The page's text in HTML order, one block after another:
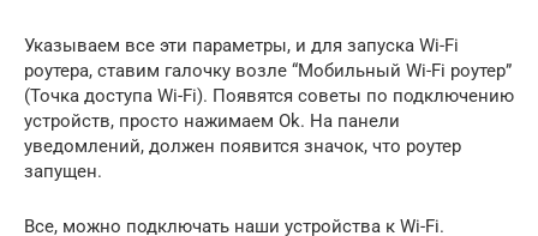
Указываем все эти параметры, и для запуска Wi-Fi
роутера, ставим галочку возле “Мобильный Wi-Fi роутер”
(Точка доступа Wi-Fi). Появятся советы по подключению
устройств, просто нажимаем Ok. На панели
уведомлений, должен появится значок, что роутер
запущен.
Все, можно подключать наши устройства к Wi-Fi.